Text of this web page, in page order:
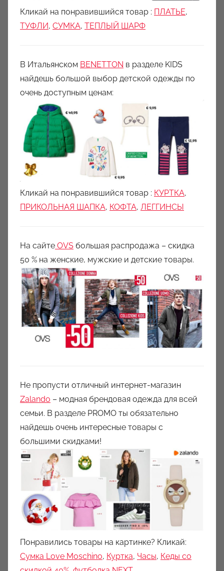
Кликай на понравившийся товар : ПЛАТЬЕ,
ТУФЛИ, СУМКА, ТЕПЛЫЙ ШАРФ
В Итальянском BENETTON в разделе KIDS
найдешь большой выбор детской одежды по
очень доступным ценам:
Кликай на понравившийся товар : КУРТКА,
ПРИКОЛЬНАЯ ШАПКА, КОФТА, ЛЕГГИНСЫ
На сайте OVS большая распродажа – скидка
50 % на женские, мужские и детские товары.
Не пропусти отличный интернет-магазин
Zalando – модная брендовая одежда для всей
семьи. В разделе PROMO ты обязательно
найдешь очень интересные товары с
большими скидками!
Понравились товары на картинке? Кликай:
Сумка Love Moschino, Куртка, Часы, Кеды со